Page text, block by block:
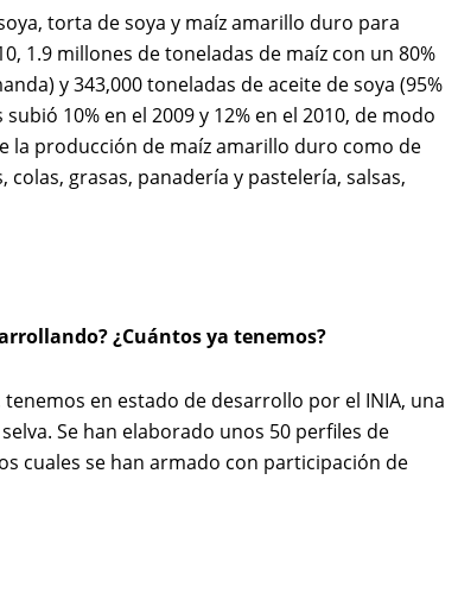
torta de soya y maíz amarillo duro para
1.9 millones de toneladas de maíz con un 80%
y 343,000 toneladas de aceite de soya (95%
10% en el 2009 y 12% en el 2010, de modo
la producción de maíz amarillo duro como de
grasas, panadería y pastelería, salsas,
¿Cuántos ya tenemos?
en estado de desarrollo por el INIA, una
Se han elaborado unos 50 perfiles de
cuales se han armado con participación de